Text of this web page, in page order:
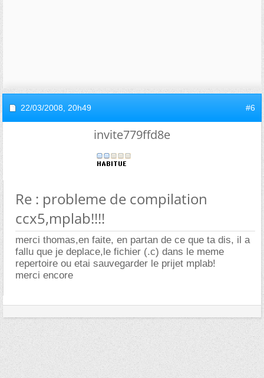
22/03/2008, 20h49 #6
invite779ffd8e
Re : probleme de compilation
ccx5,mplab!!!!
merci thomas,en faite, en partan de ce que ta dis, il a
fallu que je deplace,le fichier (.c) dans le meme
repertoire ou etai sauvegarder le prijet mplab!
merci encore